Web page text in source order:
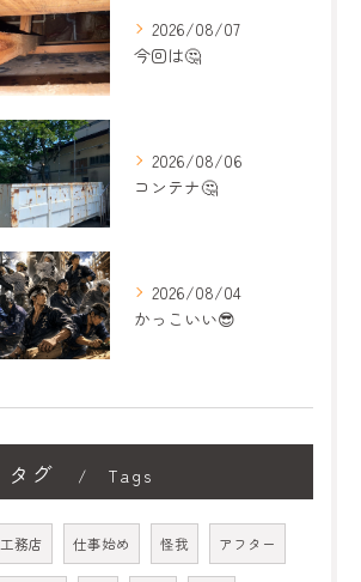
2026/08/07
今回は🤔
2026/08/06
コンテナ🤔
2026/08/04
かっこいい😎
タグ Tags
工務店 仕事始め 怪我 アフター